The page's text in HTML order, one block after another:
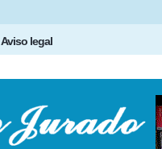
Aviso legal